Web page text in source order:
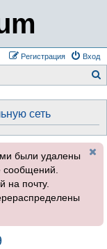
Вход
Регистрация
сеть
были удалены
сообщений.
на почту.